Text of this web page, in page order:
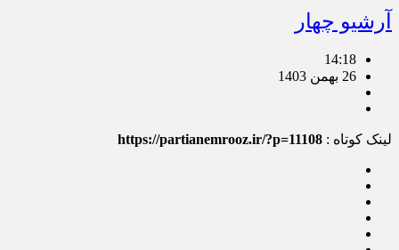
آرشیو چهار
14:18
26 بهمن 1403
لینک کوتاه : https://partianemrooz.ir/?p=11108